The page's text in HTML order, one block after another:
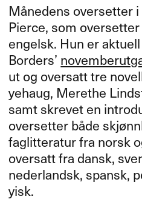
M​å​nedens oversetter
Pierce, som
engelsk. Hun er
Borders​’
ut og oversatt tre
yehaug, Merethe
samt skrevet en
oversetter b​å​de
faglitteratur fra norsk
oversatt fra dansk,
nederlandsk, spansk,
yisk.​